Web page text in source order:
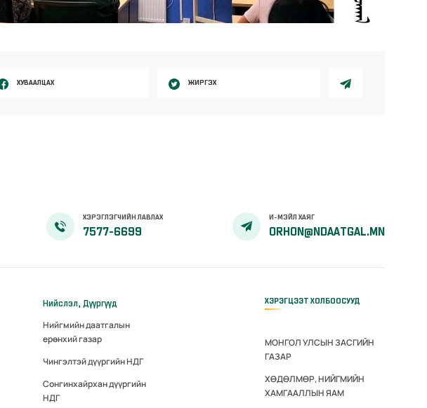
ХУВААЛЦАХ ЖИРГЭХ
ХЭРЭГЛЭГЧИЙН ЛАВЛАХ
7577-6699
И-МЭЙЛ ХАЯГ
ORHON@NDAATGAL.MN
Нийслэл, Дүүргүүд
Нийгмийн даатгалын
ерөнхий газар
Чингэлтэй дүүргийн НДГ
Сонгинхайрхан дүүргийн
НДГ
ХЭРЭГЦЭЭТ ХОЛБООСУУД
МОНГОЛ УЛСЫН ЗАСГИЙН
ГАЗАР
ХӨДӨЛМӨР, НИЙГМИЙН
ХАМГААЛЛЫН ЯАМ